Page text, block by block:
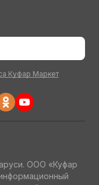
Куфар Маркет
ООО «Куфар